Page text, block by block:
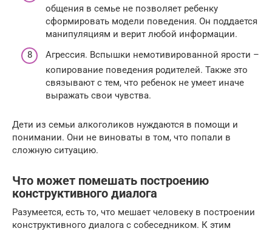
общения в семье не позволяет ребенку
сформировать модели поведения. Он поддается
манипуляциям и верит любой информации.
Агрессия. Вспышки немотивированной ярости –
копирование поведения родителей. Также это
связывают с тем, что ребенок не умеет иначе
выражать свои чувства.
Дети из семьи алкоголиков нуждаются в помощи и
понимании. Они не виноваты в том, что попали в
сложную ситуацию.
Что может помешать построению
конструктивного диалога
Разумеется, есть то, что мешает человеку в построении
конструктивного диалога с собеседником. К этим